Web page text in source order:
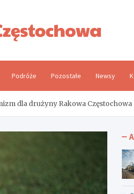
Podróże Pozostałe Newsy
dla drużyny Rakowa Częstochowa